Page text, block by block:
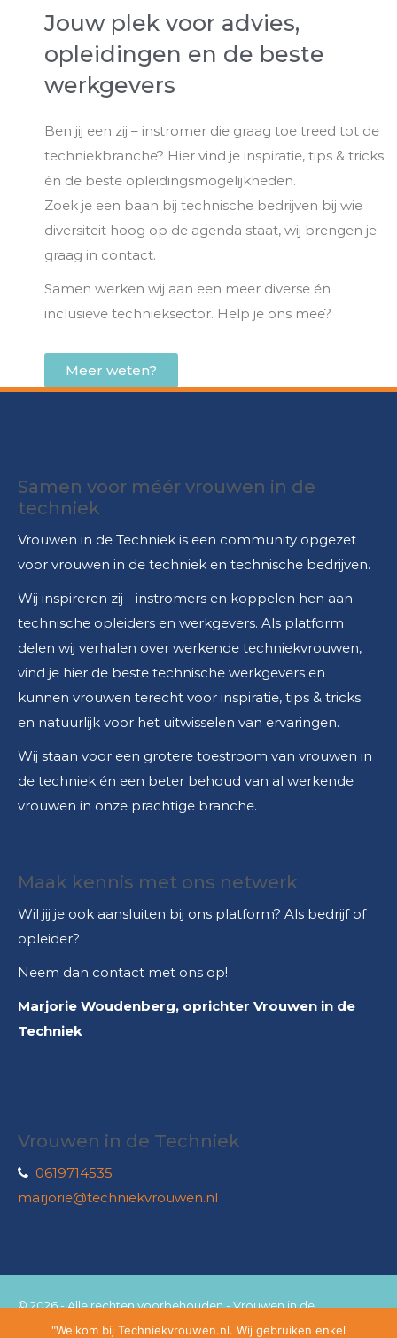
Jouw plek voor advies,
opleidingen en de beste
werkgevers
Ben jij een zij – instromer die graag toe treed tot de
techniekbranche? Hier vind je inspiratie, tips & tricks
én de beste opleidingsmogelijkheden.
Zoek je een baan bij technische bedrijven bij wie
diversiteit hoog op de agenda staat, wij brengen je
graag in contact.
Samen werken wij aan een meer diverse én
inclusieve technieksector. Help je ons mee?
Meer weten?
Samen voor méér vrouwen in de
techniek
Vrouwen in de Techniek is een community opgezet
voor vrouwen in de techniek en technische bedrijven.
Wij inspireren zij - instromers en koppelen hen aan
technische opleiders en werkgevers. Als platform
delen wij verhalen over werkende techniekvrouwen,
vind je hier de beste technische werkgevers en
kunnen vrouwen terecht voor inspiratie, tips & tricks
en natuurlijk voor het uitwisselen van ervaringen.
Wij staan voor een grotere toestroom van vrouwen in
de techniek én een beter behoud van al werkende
vrouwen in onze prachtige branche.
Maak kennis met ons netwerk
Wil jij je ook aansluiten bij ons platform? Als bedrijf of
opleider?
Neem dan contact met ons op!
Marjorie Woudenberg, oprichter Vrouwen in de
Techniek
Vrouwen in de Techniek
0619714535
marjorie@techniekvrouwen.nl
© 2026 - Alle rechten voorbehouden - Vrouwen in de
techniek"Welkom bij Techniekvrouwen.nl. Wij gebruiken enkel